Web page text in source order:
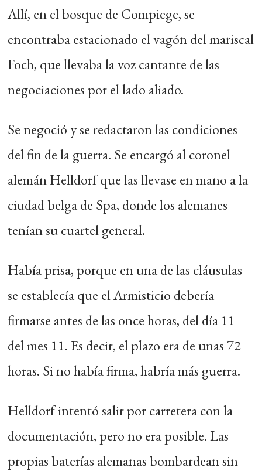
Allí, en el bosque de Compiege, se
encontraba estacionado el vagón del mariscal
Foch, que llevaba la voz cantante de las
negociaciones por el lado aliado.
Se negoció y se redactaron las condiciones
del fin de la guerra. Se encargó al coronel
alemán Helldorf que las llevase en mano a la
ciudad belga de Spa, donde los alemanes
tenían su cuartel general.
Había prisa, porque en una de las cláusulas
se establecía que el Armisticio debería
firmarse antes de las once horas, del día 11
del mes 11. Es decir, el plazo era de unas 72
horas. Si no había firma, habría más guerra.
Helldorf intentó salir por carretera con la
documentación, pero no era posible. Las
propias baterías alemanas bombardean sin